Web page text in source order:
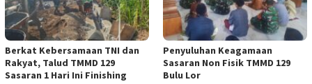
Berkat Kebersamaan TNI dan
Rakyat, Talud TMMD 129
Sasaran 1 Hari Ini Finishing
Penyuluhan Keagamaan
Sasaran Non Fisik TMMD 129
Bulu Lor